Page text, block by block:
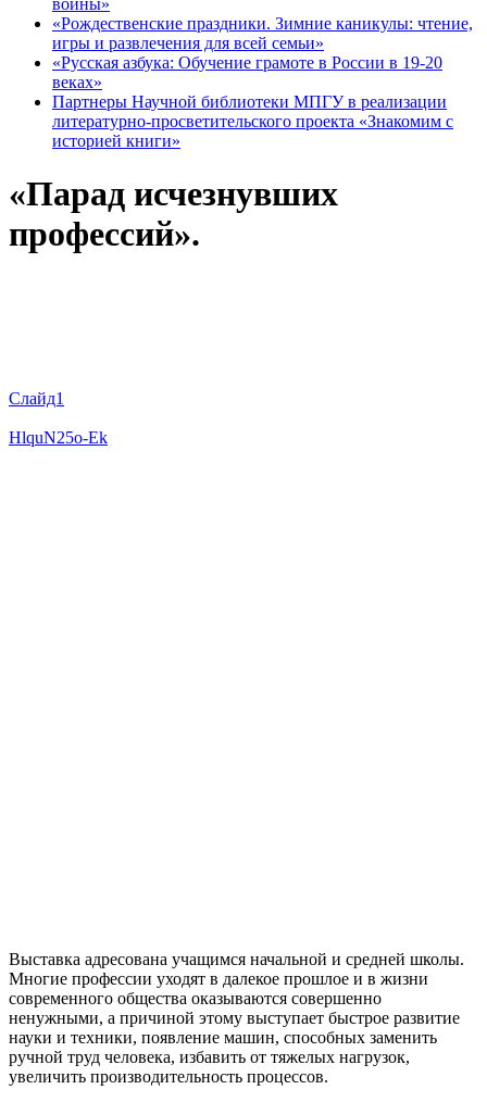
войны»
«Рождественские праздники. Зимние каникулы: чтение,
игры и развлечения для всей семьи»
«Русская азбука: Обучение грамоте в России в 19-20
веках»
Партнеры Научной библиотеки МПГУ в реализации
литературно-просветительского проекта «Знакомим с
историей книги»
«Парад исчезнувших
профессий».
Слайд1
HlquN25o-Ek
Выставка адресована учащимся начальной и средней школы.
Многие профессии уходят в далекое прошлое и в жизни
современного общества оказываются совершенно
ненужными, а причиной этому выступает быстрое развитие
науки и техники, появление машин, способных заменить
ручной труд человека, избавить от тяжелых нагрузок,
увеличить производительность процессов.